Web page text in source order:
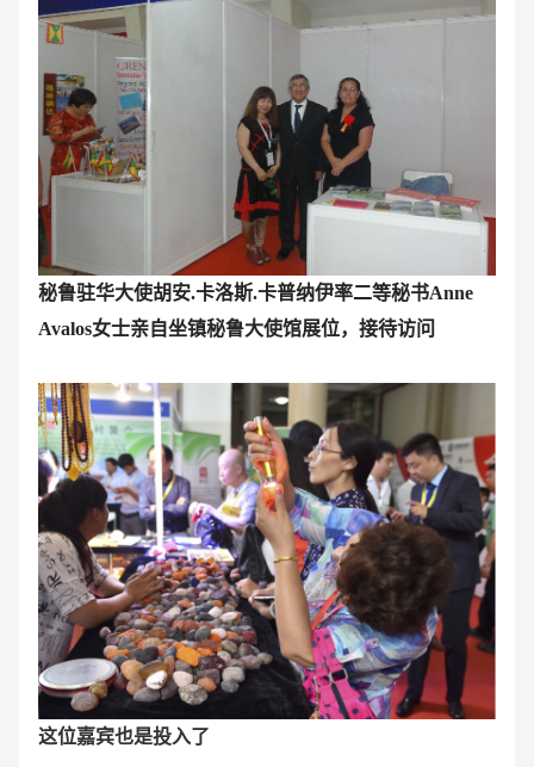
秘鲁驻华大使胡安.卡洛斯.卡普纳伊率二等秘书Anne
Avalos女士亲自坐镇秘鲁大使馆展位，接待访问
这位嘉宾也是投入了